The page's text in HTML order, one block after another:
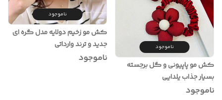
ناموجود
کش مو پاپیونی و گل برجسته
بسیار جذاب یلدایی
ناموجود
ناموجود
کش مو زخیم دولایه مدل گره ای
جدید و ترند وارداتی
ناموجود